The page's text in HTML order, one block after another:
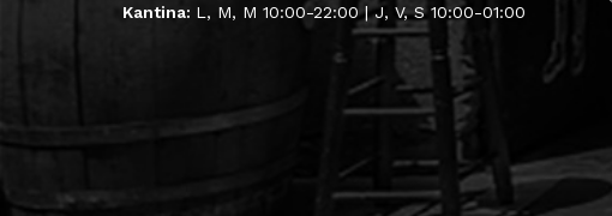
Kantina: L, M, M 10:00-22:00 | J, V, S 10:00-01:00